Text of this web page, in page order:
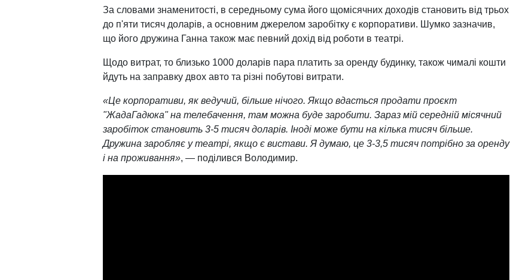
За словами знаменитості, в середньому сума його щомісячних доходів становить від трьох
до п'яти тисяч доларів, а основним джерелом заробітку є корпоративи. Шумко зазначив,
що його дружина Ганна також має певний дохід від роботи в театрі.
Щодо витрат, то близько 1000 доларів пара платить за оренду будинку, також чималі кошти
йдуть на заправку двох авто та різні побутові витрати.
«Це корпоративи, як ведучий, більше нічого. Якщо вдасться продати проєкт
"ЖадаГадюка" на телебачення, там можна буде заробити. Зараз мій середній місячний
заробіток становить 3-5 тисяч доларів. Іноді може бути на кілька тисяч більше.
Дружина заробляє у театрі, якщо є вистави. Я думаю, це 3-3,5 тисяч потрібно за оренду
і на проживання», — поділився Володимир.